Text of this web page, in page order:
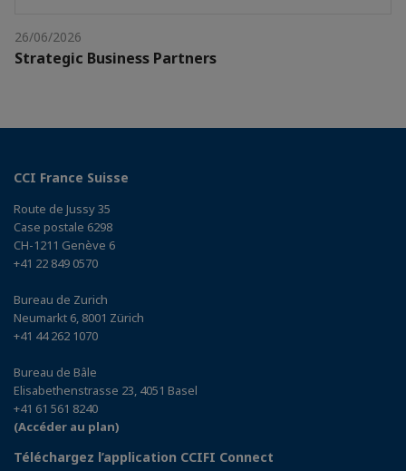
26/06/2026
Strategic Business Partners
CCI France Suisse
Route de Jussy 35
Case postale 6298
CH-1211 Genève 6
+41 22 849 0570
Bureau de Zurich
Neumarkt 6, 8001 Zürich
+41 44 262 1070
Bureau de Bâle
Elisabethenstrasse 23, 4051 Basel
+41 61 561 8240
(Accéder au plan)
Téléchargez l’application CCIFI Connect